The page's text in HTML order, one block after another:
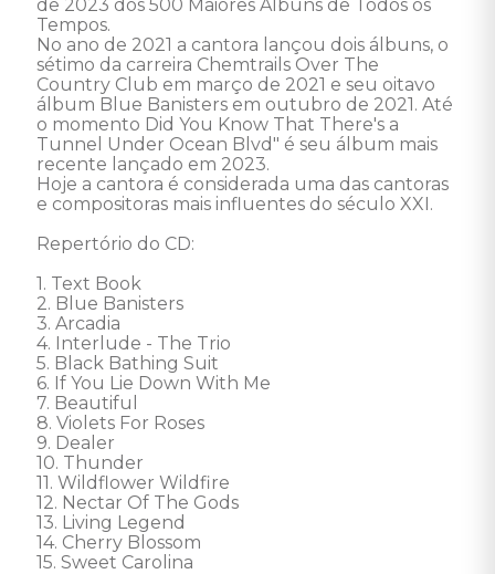
de 2023 dos 500 Maiores Álbuns de Todos os
Tempos.
No ano de 2021 a cantora lançou dois álbuns, o
sétimo da carreira Chemtrails Over The
Country Club em março de 2021 e seu oitavo
álbum Blue Banisters em outubro de 2021. Até
o momento Did You Know That There's a
Tunnel Under Ocean Blvd" é seu álbum mais
recente lançado em 2023.
Hoje a cantora é considerada uma das cantoras
e compositoras mais influentes do século XXI.
Repertório do CD:
1. Text Book
2. Blue Banisters
3. Arcadia
4. Interlude - The Trio
5. Black Bathing Suit
6. If You Lie Down With Me
7. Beautiful
8. Violets For Roses
9. Dealer
10. Thunder
11. Wildflower Wildfire
12. Nectar Of The Gods
13. Living Legend
14. Cherry Blossom
15. Sweet Carolina